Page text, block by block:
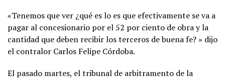
«Tenemos que ver ¿qué es lo es que efectivamente se va a
pagar al concesionario por el 52 por ciento de obra y la
cantidad que deben recibir los terceros de buena fe? » dijo
el contralor Carlos Felipe Córdoba.
El pasado martes, el tribunal de arbitramento de la